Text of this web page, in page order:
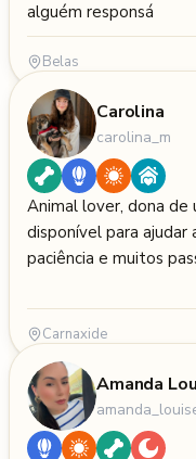
alguém responsá
Belas
Carolina
carolina_m
Animal lover, dona de
disponível para ajudar
paciência e muitos
Carnaxide
Amanda